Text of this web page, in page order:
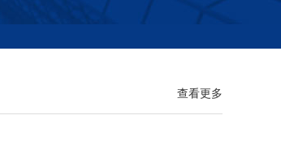
查看更多